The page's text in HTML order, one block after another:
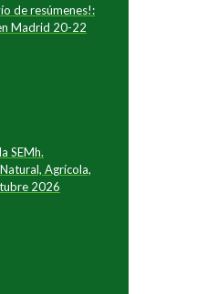
de resúmenes!:
Madrid 20-22
SEMh.
Agrícola,
2026